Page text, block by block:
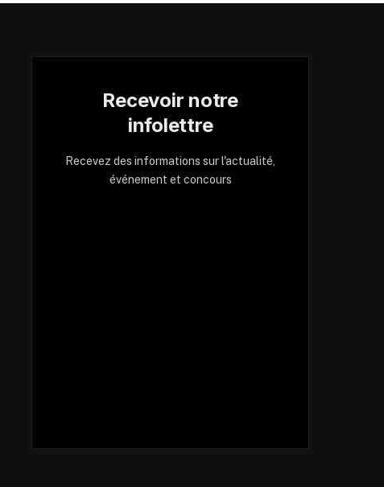
Recevoir notre
infolettre
Recevez des informations sur l'actualité,
événement et concours